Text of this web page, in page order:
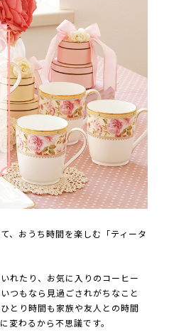
、おうち時間を楽しむ「ティータ
れたり、お気に入りのコーヒー
つもなら見過ごされがちなこと
とり時間も家族や友人との時間
変わるから不思議です。